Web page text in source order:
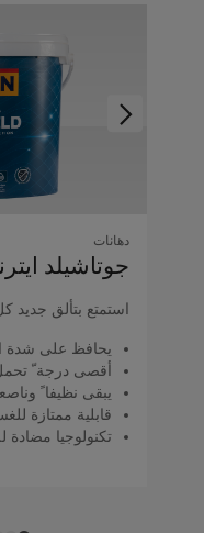
دهانات
جوتاشيلد
استمتع بتألق جديد
يحافظ على شدة
أقصى درجة
يبقى نظيفا
قابلية ممتازة
تكنولوجيا مضادة